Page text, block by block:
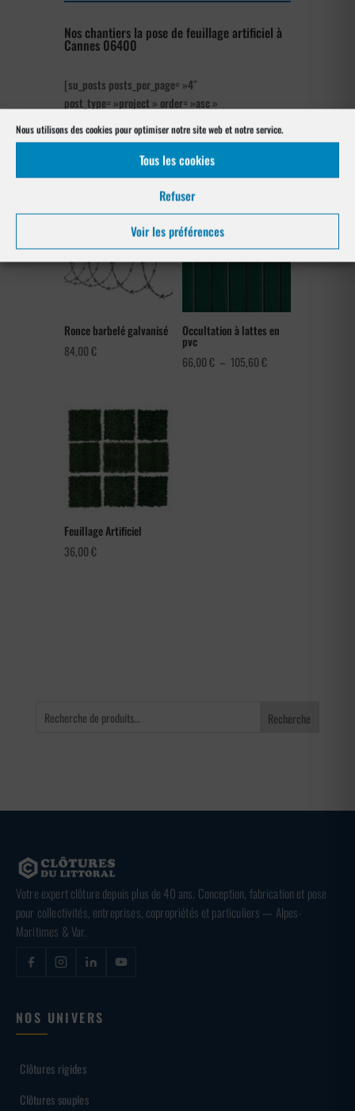
Nous utilisons des cookies pour optimiser notre site web et notre service.
Tous les cookies
Refuser
Voir les préférences
Nos chantiers la pose de feuillage artificiel à
Cannes 06400
[su_posts posts_per_page= »4″
post_type= »project » order= »asc »
Nos références posés
à Cannes 06400
Ronce barbelé galvanisé
84,00€
Occultation à lattes en
pvc
66,00€ – 105,60€Plage
Feuillage Artificiel
36,00€
Recherche
Votre expert clôture depuis plus de 40 ans. Conception, fabrication et pose
pour collectivités, entreprises, copropriétés et particuliers — Alpes-
Maritimes & Var.
NOS UNIVERS
Clôtures rigides
Clôtures souples